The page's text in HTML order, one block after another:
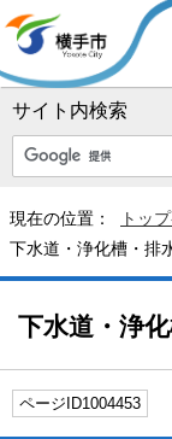
サイト内検索
現在の位置： トッ
下水道・浄化槽・排
下水道・浄
ページID1004453